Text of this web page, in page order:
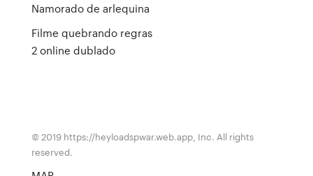
Namorado de arlequina
Filme quebrando regras
2 online dublado
© 2019 https://heyloadspwar.web.app, Inc. All rights
reserved.